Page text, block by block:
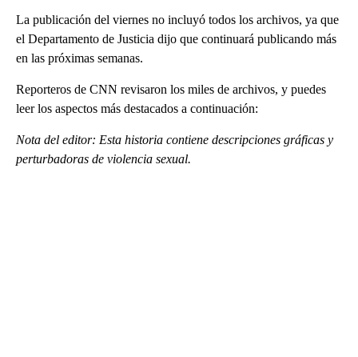
La publicación del viernes no incluyó todos los archivos, ya que
el Departamento de Justicia dijo que continuará publicando más
en las próximas semanas.
Reporteros de CNN revisaron los miles de archivos, y puedes
leer los aspectos más destacados a continuación:
Nota del editor: Esta historia contiene descripciones gráficas y
perturbadoras de violencia sexual.